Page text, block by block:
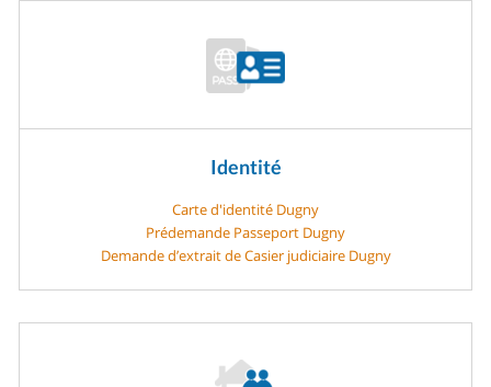
Identité
Carte d'identité Dugny
Prédemande Passeport Dugny
Demande d’extrait de Casier judiciaire Dugny